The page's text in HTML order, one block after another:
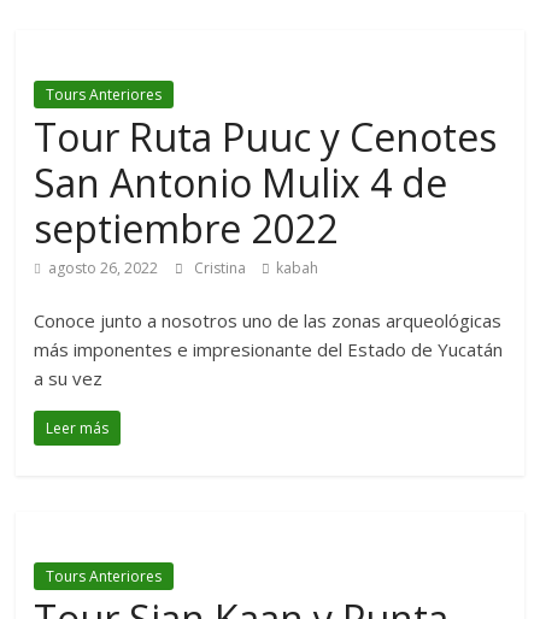
Tours Anteriores
Tour Ruta Puuc y Cenotes
San Antonio Mulix 4 de
septiembre 2022
agosto 26, 2022 Cristina kabah
Conoce junto a nosotros uno de las zonas arqueológicas
más imponentes e impresionante del Estado de Yucatán
a su vez
Leer más
Tours Anteriores